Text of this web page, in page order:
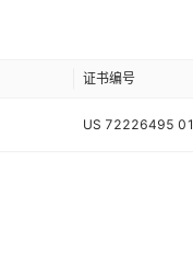
证书编号
US 72226495 01